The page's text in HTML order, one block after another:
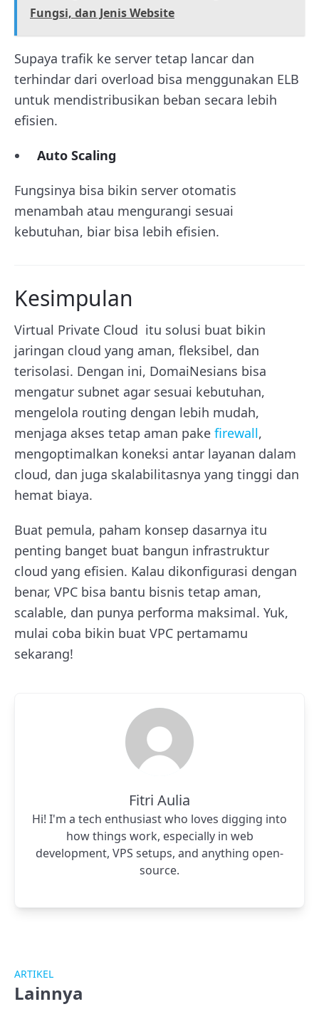
Fungsi, dan Jenis Website
Supaya trafik ke server tetap lancar dan
terhindar dari overload bisa menggunakan ELB
untuk mendistribusikan beban secara lebih
efisien.
Auto Scaling
Fungsinya bisa bikin server otomatis
menambah atau mengurangi sesuai
kebutuhan, biar bisa lebih efisien.
Kesimpulan
Virtual Private Cloud itu solusi buat bikin
jaringan cloud yang aman, fleksibel, dan
terisolasi. Dengan ini, DomaiNesians bisa
mengatur subnet agar sesuai kebutuhan,
mengelola routing dengan lebih mudah,
menjaga akses tetap aman pake firewall,
mengoptimalkan koneksi antar layanan dalam
cloud, dan juga skalabilitasnya yang tinggi dan
hemat biaya.
Buat pemula, paham konsep dasarnya itu
penting banget buat bangun infrastruktur
cloud yang efisien. Kalau dikonfigurasi dengan
benar, VPC bisa bantu bisnis tetap aman,
scalable, dan punya performa maksimal. Yuk,
mulai coba bikin buat VPC pertamamu
sekarang!
Fitri Aulia
Hi! I'm a tech enthusiast who loves digging into
how things work, especially in web
development, VPS setups, and anything open-
source.
ARTIKEL
Lainnya